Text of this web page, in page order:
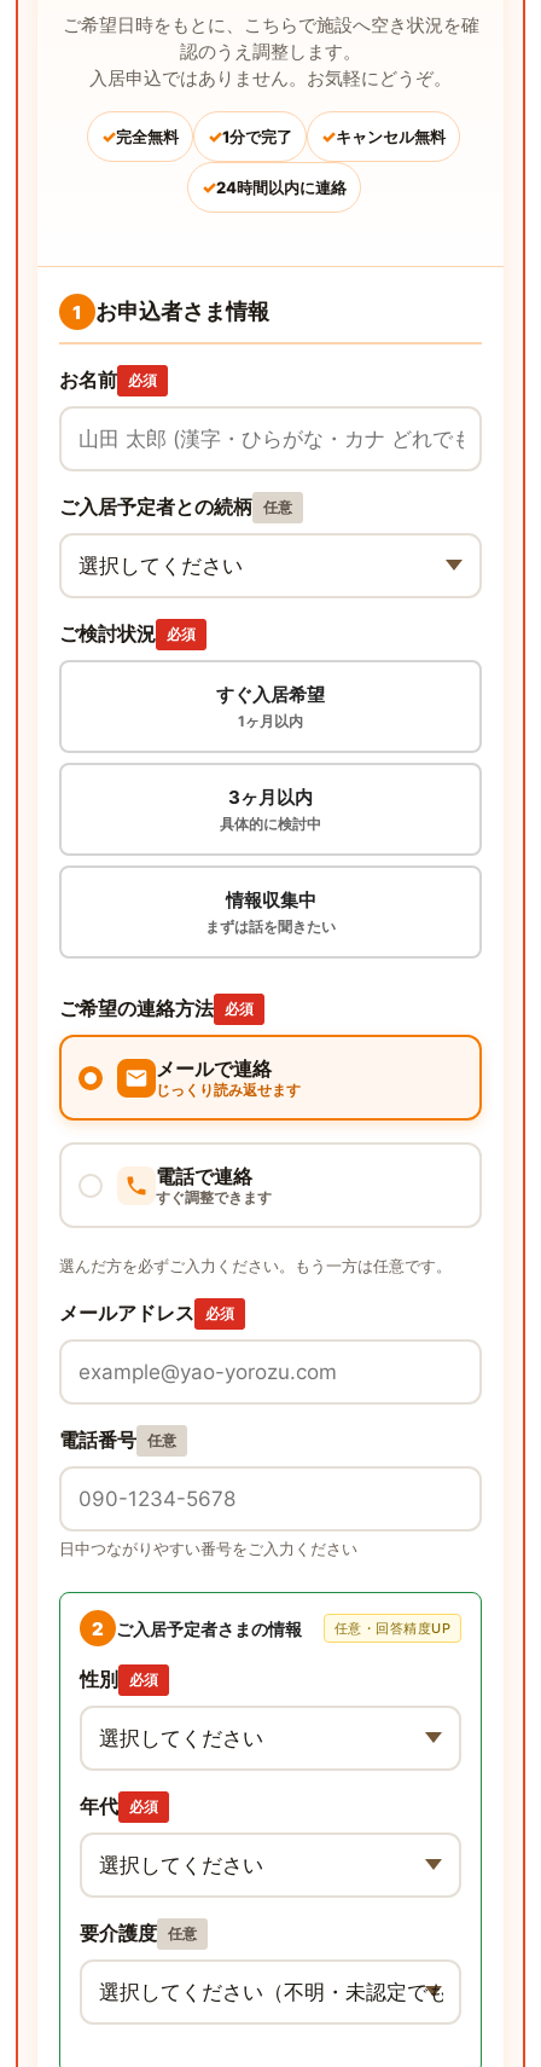
ご希望日時をもとに、こちらで施設へ空き状況を確
認のうえ調整します。
入居申込ではありません。お気軽にどうぞ。
✓完全無料 ✓1分で完了 ✓キャンセル無料
✓24時間以内に連絡
1 お申込者さま情報
お名前 必須
ご入居予定者との続柄 任意
ご検討状況 必須
すぐ入居希望
1ヶ月以内
3ヶ月以内
具体的に検討中
情報収集中
まずは話を聞きたい
ご希望の連絡方法 必須
メールで連絡
じっくり読み返せます
電話で連絡
すぐ調整できます
選んだ方を必ずご入力ください。もう一方は任意です。
メールアドレス 必須
電話番号 任意
日中つながりやすい番号をご入力ください
2 ご入居予定者さまの情報 任意・回答精度UP
性別 必須
年代 必須
要介護度 任意